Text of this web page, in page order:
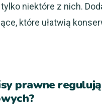
niektóre z nich.
które ułatwią
prawne